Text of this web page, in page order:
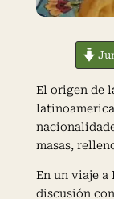
El origen de
masas,
En un viaje a
discusión